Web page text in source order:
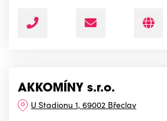
AKKOMÍNY s.r.o.
U Stadionu 1, 69002 Břeclav